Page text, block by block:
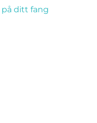
på ditt fang